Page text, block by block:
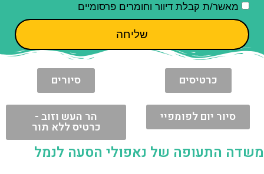
מאשר/ת קבלת דיוור וחומרים פרסומיים
שליחה
כרטיסים סיורים
סיור יום לפומפיי הר העש וזוב -
כרטיס ללא תור
משדה התעופה של נאפולי הסעה לנמל